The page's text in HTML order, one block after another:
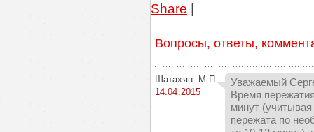
Share |
Вопросы, ответы,
Шатахян. М.П.
14.04.2015
Уважаемый
Время
минут
пережата по